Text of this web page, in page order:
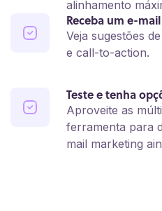
alinhamento
Receba um e-
Veja sugestões
e call-to-action.
Teste e tenha
Aproveite as
ferramenta para
mail marketing